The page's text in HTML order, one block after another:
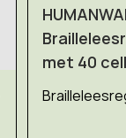
met 40